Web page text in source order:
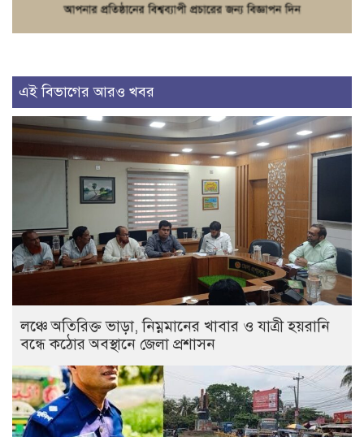
এই বিভাগের আরও খবর
লঞ্চে অতিরিক্ত ভাড়া, নিম্নমানের খাবার ও যাত্রী হয়রানি
বন্ধে কঠোর অবস্থানে জেলা প্রশাসন